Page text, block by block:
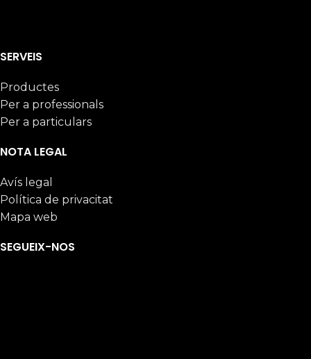
SERVEIS
Productes
Per a professionals
Per a particulars
NOTA LEGAL
Avís legal
Política de privacitat
Mapa web
SEGUEIX-NOS